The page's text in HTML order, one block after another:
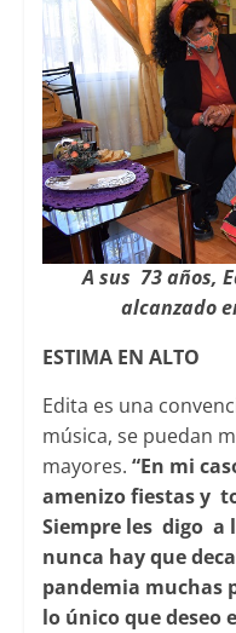
A sus 73 años,
alcanzado
ESTIMA EN ALTO
Edita es una
música, se puedan
mayores. “En mi
amenizo fiestas y
Siempre les digo a
nunca hay que
pandemia muchas
lo único que deseo